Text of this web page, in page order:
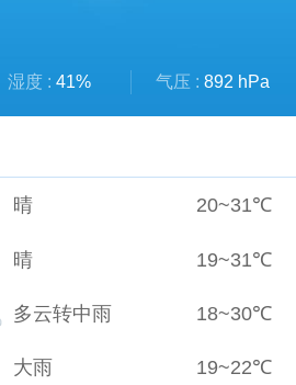
湿度 : 41% 气压 : 892 hPa
晴 20~31℃
晴 19~31℃
多云转中雨 18~30℃
大雨 19~22℃